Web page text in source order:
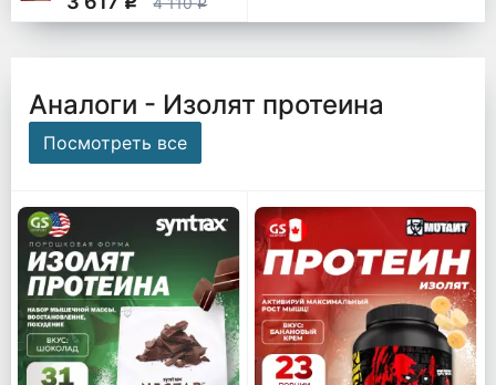
q
Аналоги - Изолят протеина
Посмотреть все